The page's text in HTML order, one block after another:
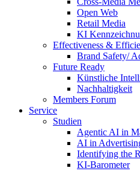
Open Web
Retail Media
KI
Effectiveness &
Brand Safety/
Future Ready
Künstliche
Nachhaltigkeit
Members Forum
Service
Studien
Agentic AI in
AI in
Identifying the
KI-Barometer